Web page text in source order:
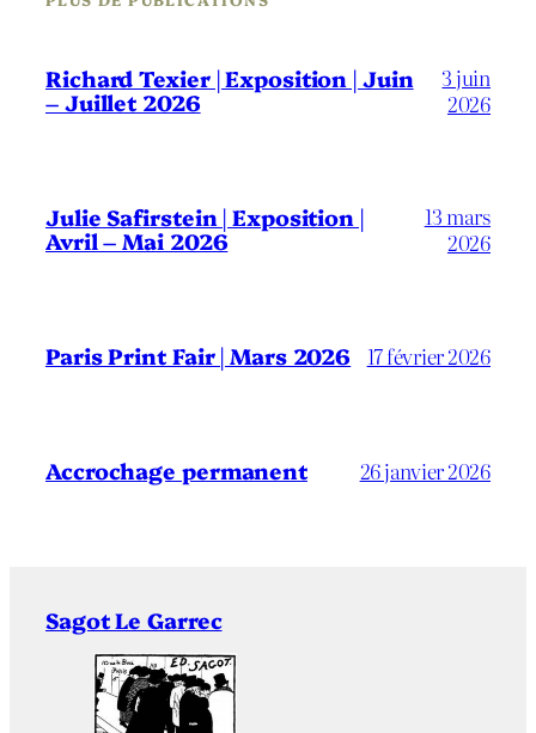
Richard Texier | Exposition | Juin
– Juillet 2026
3 juin
2026
Julie Safirstein | Exposition |
Avril – Mai 2026
13 mars
2026
Paris Print Fair | Mars 2026 17 février 2026
Accrochage permanent 26 janvier 2026
Sagot Le Garrec